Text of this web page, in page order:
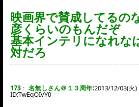
映画界で賛成してるの
彦くらいのもんだぞ
基本インテリになれな
対だろ
173 ： 名無しさん＠１３周年:2013/12/03(火)
ID:TwEqOIvY0